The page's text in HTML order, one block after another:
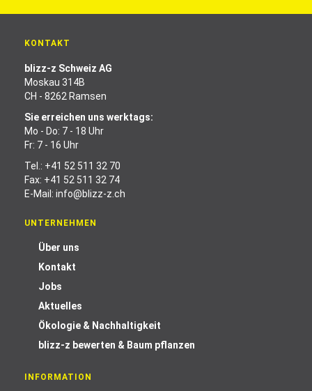
KONTAKT
blizz-z Schweiz AG
Moskau 314B
CH - 8262 Ramsen
Sie erreichen uns werktags:
Mo - Do: 7 - 18 Uhr
Fr: 7 - 16 Uhr
Tel.: +41 52 511 32 70
Fax: +41 52 511 32 74
E-Mail: info@blizz-z.ch
UNTERNEHMEN
Über uns
Kontakt
Jobs
Aktuelles
Ökologie & Nachhaltigkeit
blizz-z bewerten & Baum pflanzen
INFORMATION